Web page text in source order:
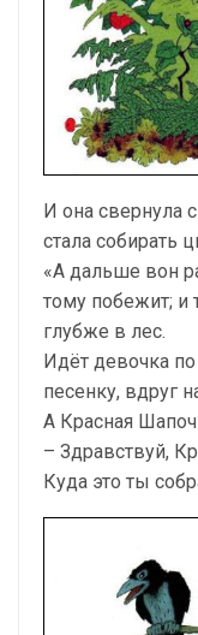
И она свернула
стала собирать
«А дальше вон
тому побежит; и
глубже в лес.
Идёт девочка
песенку, вдруг
А Красная
– Здравствуй,
Куда это ты